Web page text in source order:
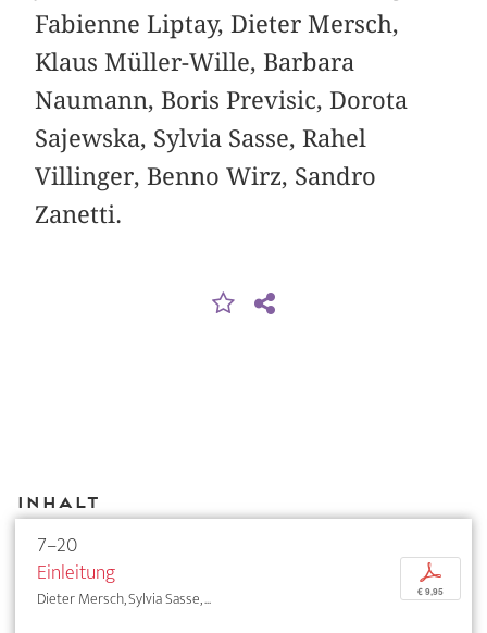
Fabienne Liptay, Dieter Mersch,
Klaus Müller-Wille, ­Barbara
Naumann, Boris Previsic, Dorota
Sajewska, ­Sylvia Sasse, Rahel
Villinger, Benno Wirz, Sandro
Zanetti.
Inhalt
7–20
Einleitung
Dieter Mersch, Sylvia Sasse, ...
p
€ 9,95